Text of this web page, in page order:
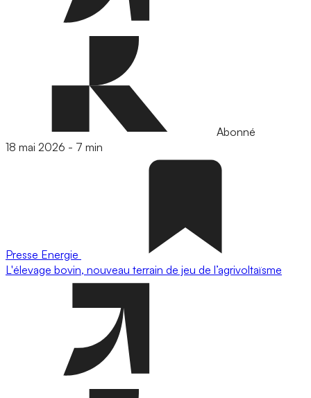
Abonné
18 mai 2026 - 7 min
Presse Energie
L'élevage bovin, nouveau terrain de jeu de l’agrivoltaïsme